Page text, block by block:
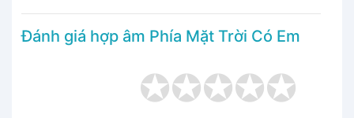
Đánh giá hợp âm Phía Mặt Trời Có Em